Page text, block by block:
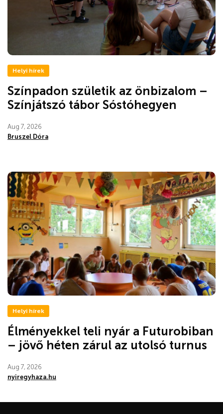
Helyi hírek
Színpadon születik az önbizalom –
Színjátszó tábor Sóstóhegyen
Aug 7, 2026
Bruszel Dóra
Helyi hírek
Élményekkel teli nyár a Futurobiban
– jövő héten zárul az utolsó turnus
Aug 7, 2026
nyiregyhaza.hu